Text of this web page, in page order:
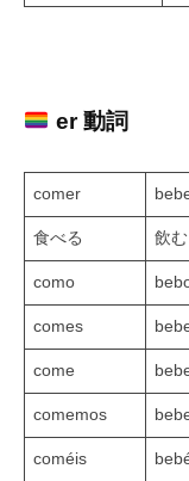
er 動詞
comer
食べる 飲む
como
comes
come
comemos
coméis